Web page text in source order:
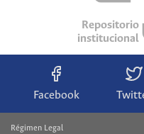
Repositorio
institucional
Facebook
Régimen Legal